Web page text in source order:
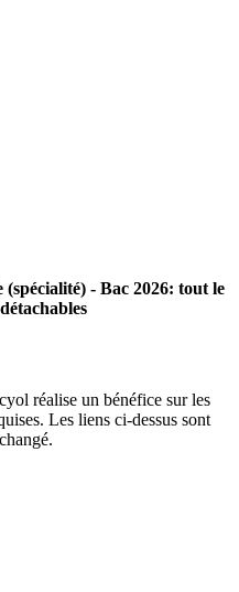
- Bac 2026: tout le
réalise un bénéfice sur les
Les liens ci-dessus sont